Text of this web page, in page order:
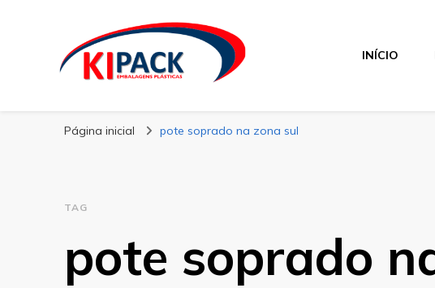
Kipack
INÍCIO
Página inicial pote soprado na zona sul
TAG
pote soprado